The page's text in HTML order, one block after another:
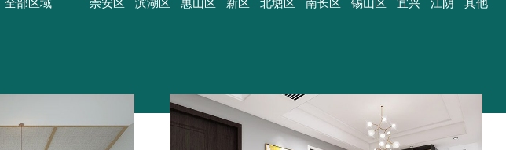
全部区域 崇安区 滨湖区 惠山区 新区 北塘区 南长区 锡山区 宜兴 江阴 其他